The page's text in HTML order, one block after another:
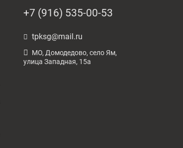
+7 (916) 535-00-53
tpksg@mail.ru
МО, Домодедово, село Ям,
улица Западная, 15а